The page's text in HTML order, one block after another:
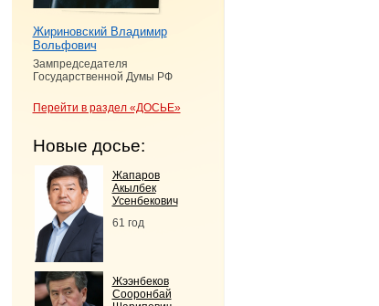
Жириновский Владимир
Вольфович
Зампредседателя
Государственной Думы РФ
Перейти в раздел «ДОСЬЕ»
Новые досье:
Жапаров
Акылбек
Усенбекович
61 год
Жээнбеков
Сооронбай